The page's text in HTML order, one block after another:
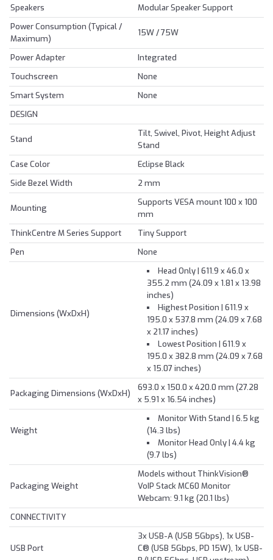
Speakers
Modular Speaker Support
Power Consumption (Typical /
Maximum)
15W / 75W
Power Adapter
Integrated
Touchscreen
None
Smart System
None
DESIGN
Stand
Tilt, Swivel, Pivot, Height Adjust
Stand
Case Color
Eclipse Black
Side Bezel Width
2 mm
Mounting
Supports VESA mount 100 x 100
mm
ThinkCentre M Series Support
Tiny Support
Pen
None
Dimensions (WxDxH)
Head Only | 611.9 x 46.0 x
355.2 mm (24.09 x 1.81 x 13.98
inches)
Highest Position | 611.9 x
195.0 x 537.8 mm (24.09 x 7.68
x 21.17 inches)
Lowest Position | 611.9 x
195.0 x 382.8 mm (24.09 x 7.68
x 15.07 inches)
Packaging Dimensions (WxDxH)
693.0 x 150.0 x 420.0 mm (27.28
x 5.91 x 16.54 inches)
Weight
Monitor With Stand | 6.5 kg
(14.3 lbs)
Monitor Head Only | 4.4 kg
(9.7 lbs)
Packaging Weight
Models without ThinkVision®
VoIP Stack MC60 Monitor
Webcam: 9.1 kg (20.1 lbs)
CONNECTIVITY
USB Port
3x USB-A (USB 5Gbps), 1x USB-
C® (USB 5Gbps, PD 15W), 1x USB-